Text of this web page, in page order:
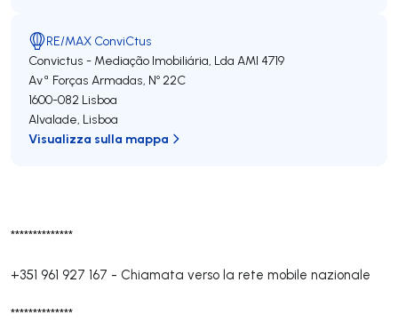
**************
+351 961 927 167 - Chiamata verso la rete mobile nazionale
**************
RE/MAX ConviCtus
Convictus - Mediação Imobiliária, Lda AMI 4719
Avª Forças Armadas, Nº 22C
1600-082 Lisboa
Alvalade, Lisboa
Visualizza sulla mappa